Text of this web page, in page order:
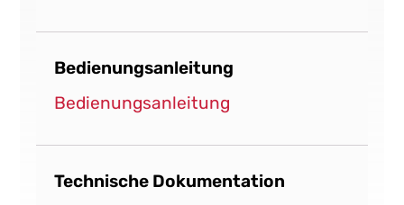
Bedienungsanleitung
Bedienungsanleitung
Technische Dokumentation